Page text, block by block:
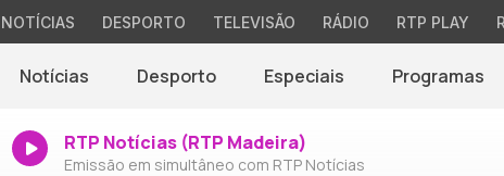
NOTÍCIAS DESPORTO TELEVISÃO RÁDIO RTP PLAY
Notícias Desporto Especiais Programas
RTP Notícias (RTP Madeira)
Emissão em simultâneo com RTP Notícias